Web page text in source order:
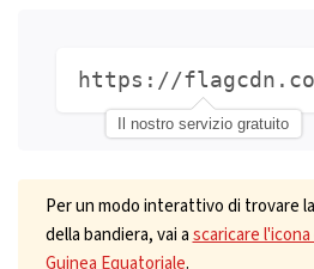
https://
Il nostro servizio gratuito
Per un modo interattivo di trovare
della bandiera, vai ascaricare
Guinea Equatoriale.